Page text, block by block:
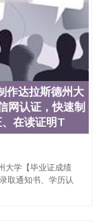
作达拉斯德州大
网认证，快速制
在读证明T
大学【毕业证成绩
取通知书、学历认